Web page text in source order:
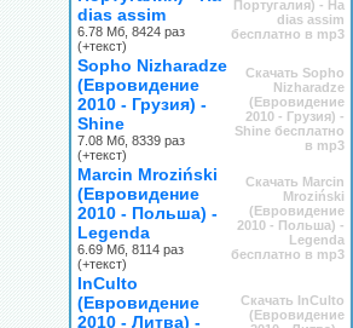
dias assim
6.78 Мб, 8424 раз
(+текст)
Португалия) - Ha
dias assim
бесплатно в mp3
Sopho Nizharadze
(Евровидение
2010 - Грузия) -
Shine
7.08 Мб, 8339 раз
(+текст)
Скачать Sopho
Nizharadze
(Евровидение
2010 - Грузия) -
Shine бесплатно
в mp3
Marcin Mroziński
(Евровидение
2010 - Польша) -
Legenda
6.69 Мб, 8114 раз
(+текст)
Скачать Marcin
Mroziński
(Евровидение
2010 - Польша) -
Legenda
бесплатно в mp3
InCulto
(Евровидение
2010 - Литва) -
Скачать InCulto
(Евровидение